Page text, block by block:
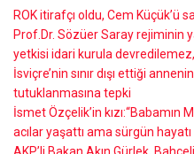
ROK itirafçı oldu, Cem Küçük’ü
Prof.Dr. Sözüer Saray rejiminin
yetkisi idari kurula devredilemez,
İsviçre’nin sınır dışı ettiği
tutuklanmasına tepki
İsmet Özçelik’in kızı:“Babamın
acılar yaşattı ama sürgün hayatı